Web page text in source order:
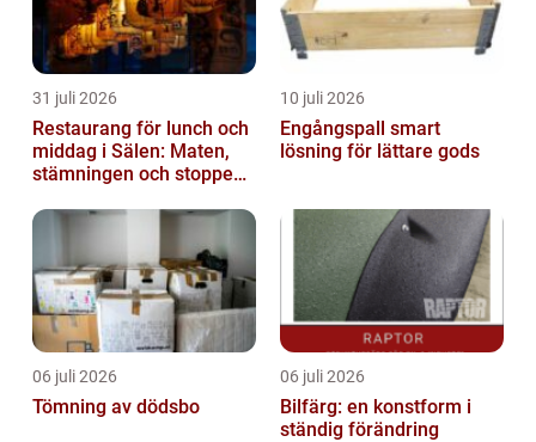
31 juli 2026
Restaurang för lunch och
middag i Sälen: Maten,
stämningen och stoppen
10 juli 2026
Engångspall smart
lösning för lättare gods
06 juli 2026
Tömning av dödsbo
06 juli 2026
Bilfärg: en konstform i
ständig förändring